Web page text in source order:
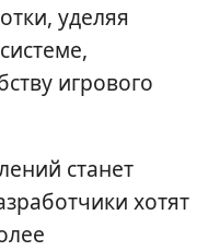
уделяя
игрового
станет
хотят